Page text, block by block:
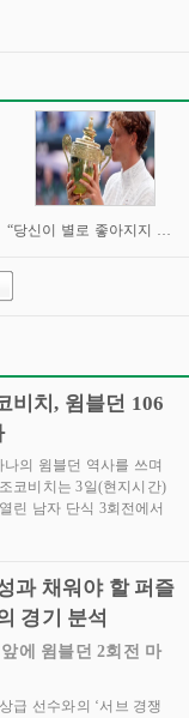
“당신이 별로 좋아지지 않아요” “이제는 제가 정말 조심해야” 시너와 즈브레프 인터뷰
치, 윔블던 106
의 윔블던 역사를 쓰며
코비치는 3일(현지시간)
린 남자 단식 3회전에서
과 채워야 할 퍼즐
경기 분석
에 윔블던 2회전 마
급 선수와의 ‘서브 경쟁